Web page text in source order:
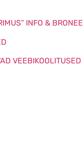
INFO &
VEEBIKOOLITUSED